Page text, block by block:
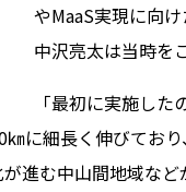
やMaaS実現に向
中沢亮太は当時を
「最初に実施し
に細長く伸びてお
進む中山間地域な